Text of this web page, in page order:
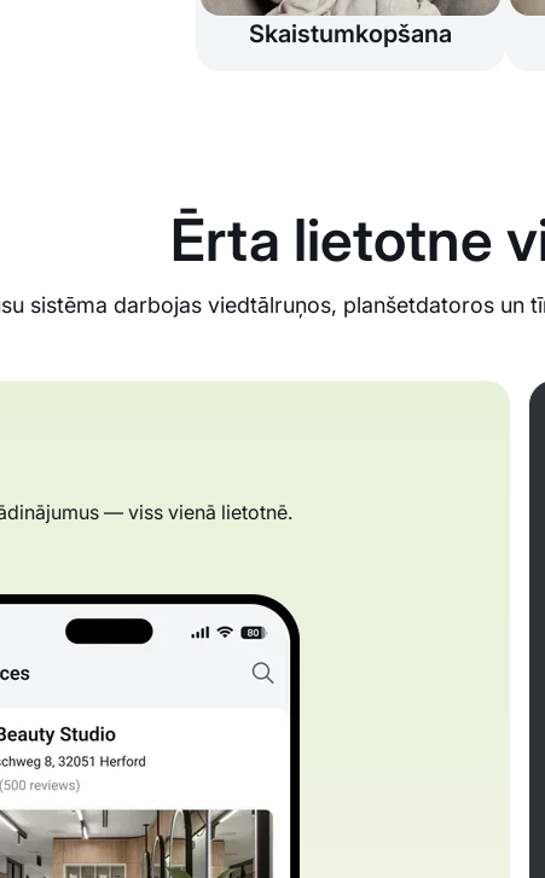
Skaistumkopšana
Ērta lietotne
sistēma darbojas viedtālruņos, planšetdatoros un
— viss vienā lietotnē.